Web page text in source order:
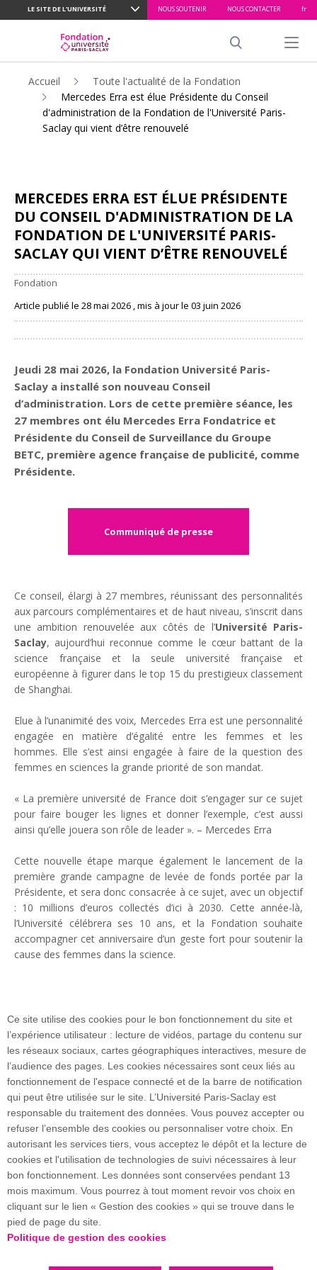
ALLER
CONTENU
PRINCIPAL
LE SITE DE L'UNIVERSITÉ NOUS SOUTENIR NOUS CONTACTER fr
Search
Menu
Accueil
Toute l'actualité de la Fondation
Mercedes Erra est élue Présidente du Conseil
d'administration de la Fondation de l'Université Paris-
Saclay qui vient d’être renouvelé
MERCEDES ERRA EST ÉLUE PRÉSIDENTE
DU CONSEIL D'ADMINISTRATION DE LA
FONDATION DE L'UNIVERSITÉ PARIS-
SACLAY QUI VIENT D’ÊTRE RENOUVELÉ
Fondation
Article publié le 28 mai 2026 , mis à jour le 03 juin 2026
Jeudi 28 mai 2026, la Fondation Université Paris-
Saclay a installé son nouveau Conseil
d’administration. Lors de cette première séance, les
27 membres ont élu Mercedes Erra Fondatrice et
Présidente du Conseil de Surveillance du Groupe
BETC, première agence française de publicité, comme
Présidente.
Communiqué de presse
Ce conseil, élargi à 27 membres, réunissant des personnalités
aux parcours complémentaires et de haut niveau, s’inscrit dans
une ambition renouvelée aux côtés de l’Université Paris-
Saclay, aujourd’hui reconnue comme le cœur battant de la
science française et la seule université française et
européenne à figurer dans le top 15 du prestigieux classement
de Shanghai.
Elue à l’unanimité des voix, Mercedes Erra est une personnalité
engagée en matière d’égalité entre les femmes et les
hommes. Elle s’est ainsi engagée à faire de la question des
femmes en sciences la grande priorité de son mandat.
« La première université de France doit s’engager sur ce sujet
pour faire bouger les lignes et donner l’exemple, c’est aussi
ainsi qu’elle jouera son rôle de leader ». – Mercedes Erra
Cette nouvelle étape marque également le lancement de la
première grande campagne de levée de fonds portée par la
Présidente, et sera donc consacrée à ce sujet, avec un objectif
: 10 millions d’euros collectés d’ici à 2030. Cette année-là,
l’Université célébrera ses 10 ans, et la Fondation souhaite
accompagner cet anniversaire d’un geste fort pour soutenir la
cause des femmes dans la science.
17 avenue des Sciences
Bâtiment Henri Moissan
91400 Orsay
Venir nous rencontrer
Plan du site
Ce site utilise des cookies pour le bon fonctionnement du site et
l’expérience utilisateur : lecture de vidéos, partage du contenu sur
les réseaux sociaux, cartes géographiques interactives, mesure de
l’audience des pages. Les cookies nécessaires sont ceux liés au
fonctionnement de l'espace connecté et de la barre de notification
qui peut être utilisée sur le site. L’Université Paris-Saclay est
responsable du traitement des données. Vous pouvez accepter ou
refuser l’ensemble des cookies ou personnaliser votre choix. En
autorisant les services tiers, vous acceptez le dépôt et la lecture de
cookies et l'utilisation de technologies de suivi nécessaires à leur
bon fonctionnement. Les données sont conservées pendant 13
mois maximum. Vous pourrez à tout moment revoir vos choix en
cliquant sur le lien « Gestion des cookies » qui se trouve dans le
pied de page du site.
Politique de gestion des cookies